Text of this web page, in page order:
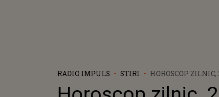
RADIO IMPULS STIRI
HOROSCOP
PENTRU GEMENI.